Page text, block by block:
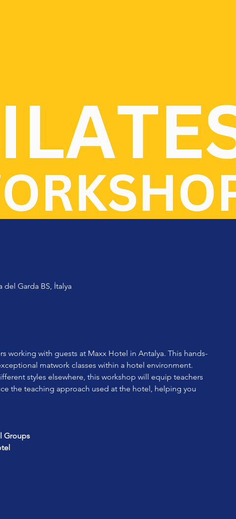
del Garda BS, İtalya
working with guests at Maxx Hotel in Antalya. This hands-
matwork classes within a hotel environment.
styles elsewhere, this workshop will equip teachers
the teaching approach used at the hotel, helping you
Groups